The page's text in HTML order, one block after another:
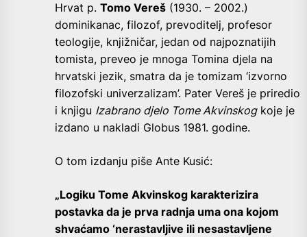
Hrvat p. Tomo Vereš (1930. – 2002.)
dominikanac, filozof, prevoditelj, profesor
teologije, knjižničar, jedan od najpoznatijih
tomista, preveo je mnoga Tomina djela na
hrvatski jezik, smatra da je tomizam ‘izvorno
filozofski univerzalizam’. Pater Vereš je priredio
i knjigu Izabrano djelo Tome Akvinskogkoje je
izdano u nakladi Globus 1981. godine.
O tom izdanju piše Ante Kusić:
„Logiku Tome Akvinskog karakterizira
postavka da je prva radnja uma ona kojom
shvaćamo ‘nerastavljive ili nesastavljene